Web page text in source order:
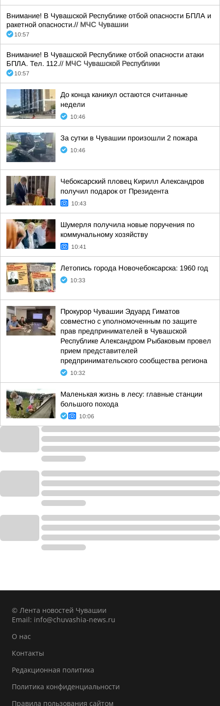
Внимание! В Чувашской Республике отбой опасности БПЛА и
ракетной опасности.// МЧС Чувашии
10:57
Внимание! В Чувашской Республике отбой опасности атаки
БПЛА. Тел. 112.// МЧС Чувашской Республики
10:57
До конца каникул остаются считанные
недели
10:46
За сутки в Чувашии произошли 2 пожара
10:46
Чебоксарский пловец Кирилл Александров
получил подарок от Президента
10:43
Шумерля получила новые поручения по
коммунальному хозяйству
10:41
Летопись города Новочебоксарска: 1960 год
10:33
Прокурор Чувашии Эдуард Гиматов
совместно с уполномоченным по защите
прав предпринимателей в Чувашской
Республике Александром Рыбаковым провел
прием представителей
предпринимательского сообщества региона
10:32
Маленькая жизнь в лесу: главные станции
большого похода
10:06
© Лента новостей Чувашии
Email: info@chuvashia-news.ru
О нас
Контакты
Редакционная политика
Политика конфиденциальности
Правила пользования сайтом